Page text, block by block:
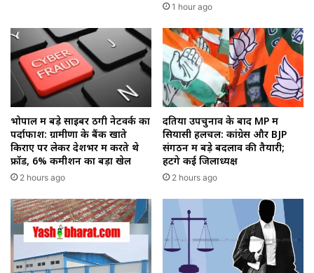
1 hour ago
भोपाल में बड़े साइबर ठगी नेटवर्क का
पर्दाफाश: ग्रामीणों के बैंक खाते
किराए पर लेकर देशभर में करते थे
फ्रॉड, 6% कमीशन का बड़ा खेल
2 hours ago
दतिया उपचुनाव के बाद MP में
सियासी हलचल: कांग्रेस और BJP
संगठन में बड़े बदलाव की तैयारी;
हटेंगे कई जिलाध्यक्ष
2 hours ago